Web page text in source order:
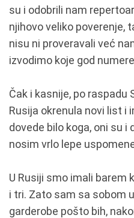
su i odobrili nam
njihovo veliko poverenje,
nisu ni proveravali već
izvodimo koje god
Čak i kasnije, po raspadu
Rusija okrenula novi list i
dovede bilo koga, oni su i
nosim vrlo lepe
U Rusiji smo imali barem
i tri. Zato sam sa sobom
garderobe pošto bih,